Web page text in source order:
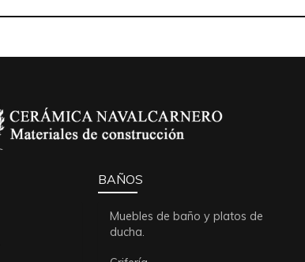
BAÑOS
Muebles de baño y platos de
ducha.